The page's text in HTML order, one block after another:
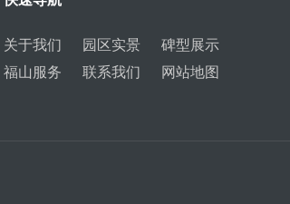
关于我们 园区实景
碑型展示
福山服务
联系我们 网站地图